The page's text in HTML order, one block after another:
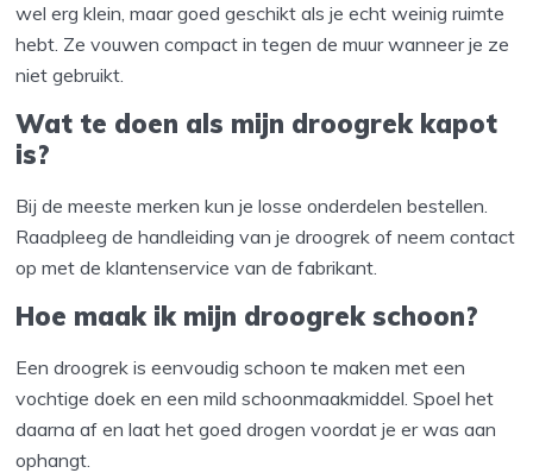
wel erg klein, maar goed geschikt als je echt weinig ruimte
hebt. Ze vouwen compact in tegen de muur wanneer je ze
niet gebruikt.
Wat te doen als mijn droogrek kapot
is?
Bij de meeste merken kun je losse onderdelen bestellen.
Raadpleeg de handleiding van je droogrek of neem contact
op met de klantenservice van de fabrikant.
Hoe maak ik mijn droogrek schoon?
Een droogrek is eenvoudig schoon te maken met een
vochtige doek en een mild schoonmaakmiddel. Spoel het
daarna af en laat het goed drogen voordat je er was aan
ophangt.